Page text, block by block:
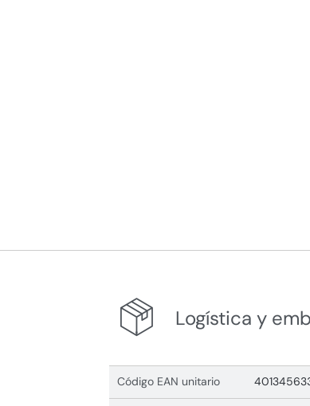
Logística y
Código EAN unitario